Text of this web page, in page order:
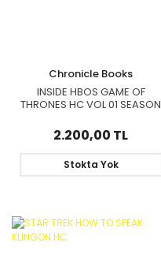
Chronicle Books
INSIDE HBOS GAME OF
THRONES HC VOL 01 SEASON
2.200,00 TL
Stokta Yok